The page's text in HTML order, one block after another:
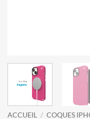
ACCUEIL / COQUES